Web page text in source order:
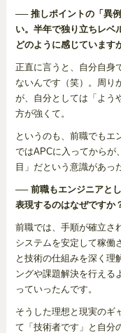
── 推しポイントの「異
い。半年で独り立ちレベ
どのように感じています
正直に言うと、自分自身
ないんです（笑）。周り
が、自分としては「よう
方が強くて。
というのも、前職でもエ
ではAPCに入ってからが
目」だという意識があっ
── 前職もエンジニアと
表現するのはなぜですか
前職では、手順が確立さ
システムを安定して稼働
と技術の仕組みを深く理
ングや課題解決を行える
っていったんです。
そうした理想と現実のギ
て「技術者です」と自分